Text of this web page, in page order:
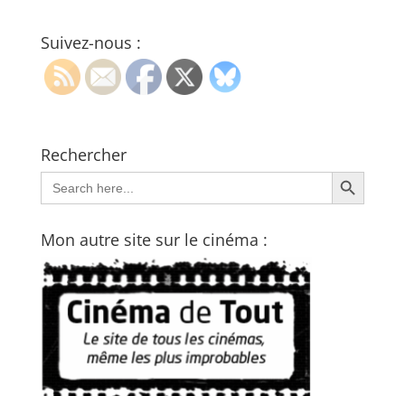
Suivez-nous :
Rechercher
Search
for:
Search Button
Mon autre site sur le cinéma :